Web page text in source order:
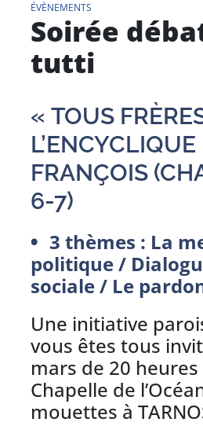
ÉVÈNEMENTS
Soirée
tutti
« TOUS
FRANÇOIS
6-7)
3 thèmes : La
politique /
sociale / Le
Une initiative
vous êtes tous
mars de 20
Chapelle de
mouettes à